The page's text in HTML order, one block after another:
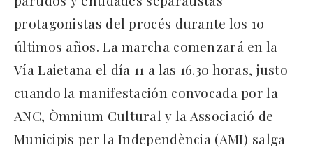
protagonistas del procés durante los 10
últimos años. La marcha comenzará en la
Vía Laietana el día 11 a las 16.30 horas, justo
cuando la manifestación convocada por la
ANC, Òmnium Cultural y la Associació de
Municipis per la Independència (AMI) salga